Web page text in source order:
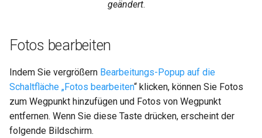
geändert.
Fotos bearbeiten
Indem Sie vergrößern Bearbeitungs-Popup auf die
Schaltfläche „Fotos bearbeiten“ klicken, können Sie Fotos
zum Wegpunkt hinzufügen und Fotos von Wegpunkt
entfernen. Wenn Sie diese Taste drücken, erscheint der
folgende Bildschirm.